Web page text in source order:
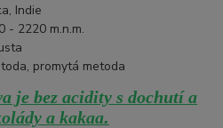
Indie
- 2220 m.n.m.
promytá metoda
je bez acidity s dochutí a
a kakaa.